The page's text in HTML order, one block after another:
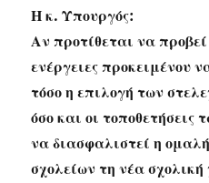
Η κ. Υπουργός:
Αν προτίθεται να
ενέργειες προκειμένου
τόσο η επιλογή των
όσο και οι τοποθετήσεις
να διασφαλιστεί η
σχολείων τη νέα σχολική